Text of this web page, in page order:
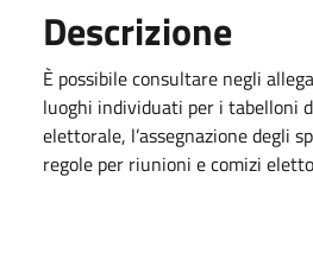
Descrizione
È possibile consultare negli
luoghi individuati per i tabelloni
elettorale, l’assegnazione degli
regole per riunioni e comizi